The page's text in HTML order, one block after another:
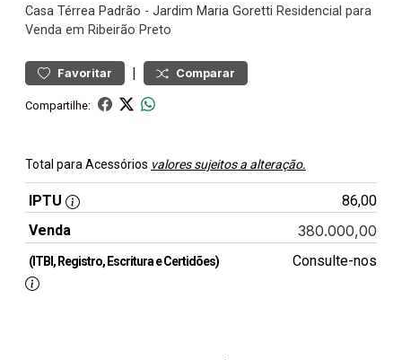
Casa Térrea Padrão - Jardim Maria Goretti Residencial para
Venda em Ribeirão Preto
Favoritar | Comparar
Compartilhe:
Total para Acessórios valores sujeitos a alteração.
IPTU
86,00
Venda
380.000,00
(ITBI, Registro, Escritura e Certidões) Consulte-nos